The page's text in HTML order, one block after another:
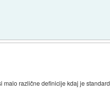
malo različne definicije kdaj je standard